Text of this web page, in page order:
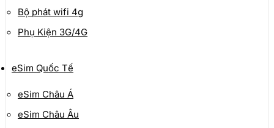
Bộ phát wifi 4g
Phụ Kiện 3G/4G
eSim Quốc Tế
eSim Châu Á
eSim Châu Âu